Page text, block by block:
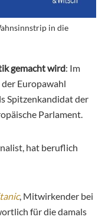
in die
gemacht wird: Im
Europawahl
Spitzenkandidat der
Parlament.
hat beruflich
, Mitwirkender bei
für die damals